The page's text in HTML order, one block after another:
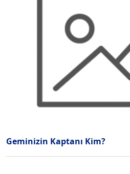
Geminizin Kaptanı Kim?